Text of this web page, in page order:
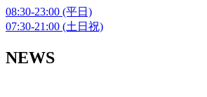
08:30-23:00 (平日)
07:30-21:00 (土日祝)
NEWS